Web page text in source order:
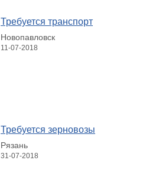
Требуется транспорт
Новопавловск
11-07-2018
Требуется зерновозы
Рязань
31-07-2018